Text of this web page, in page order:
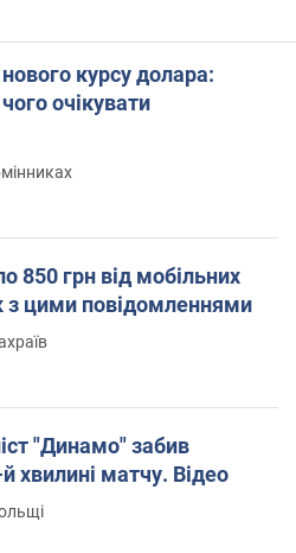
курсу долара:
очікувати
850 грн від мобільних
з цими повідомленнями
"Динамо" забив
хвилині матчу. Відео